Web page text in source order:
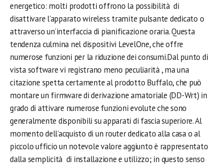
energetico: molti prodotti offrono la possibilità di
disattivare l’apparato wireless tramite pulsante dedicato o
attraverso un’interfaccia di pianificazione oraria. Questa
tendenza culmina nel dispositivi LevelOne, che offre
numerose funzioni per la riduzione dei consumi.Dal punto di
vista software vi registrano meno peculiarità , ma una
citazione spetta certamente al prodotto Buffalo, che può
montare un firmware di derivazione amatoriale (DD-Wrt) in
grado di attivare numerose funzioni evolute che sono
generalmente disponibili su apparati di fascia superiore. Al
momento dell’acquisto di un router dedicato alla casa o al
piccolo ufficio un notevole valore aggiunto è rappresentato
dalla semplicità di installazione e utilizzo; in questo senso